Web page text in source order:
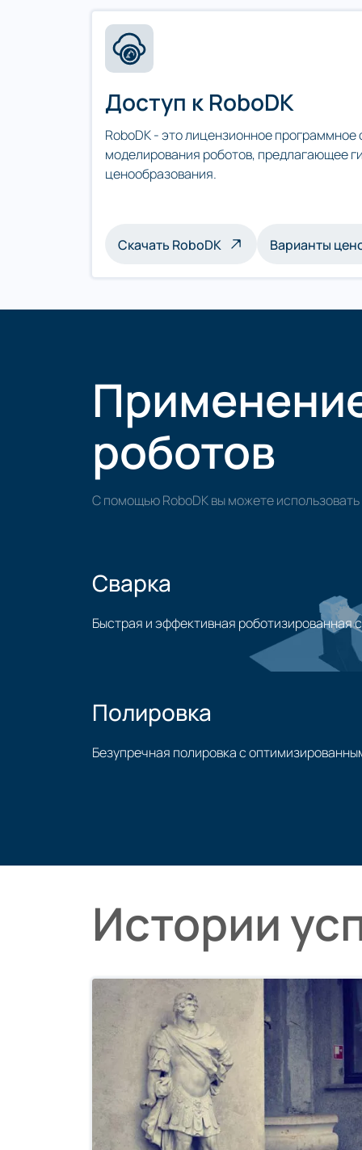
Доступ к RoboDK
RoboDK - это лицензионное
моделирования роботов, предлагающее
ценообразования.
Скачать RoboDK Варианты
роботов
С помощью RoboDK вы можете
Сварка
Быстрая и эффективная роботизированная
Полировка
Безупречная полировка с
Истории